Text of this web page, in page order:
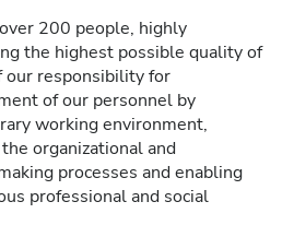
200 people, highly
the highest possible quality of
our responsibility for
of our personnel by
working environment,
organizational and
processes and enabling
professional and social